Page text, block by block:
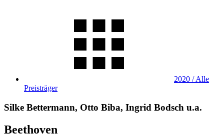
2020 / Alle
Preisträger
Silke Bettermann, Otto Biba, Ingrid Bodsch u.a.
Beethoven